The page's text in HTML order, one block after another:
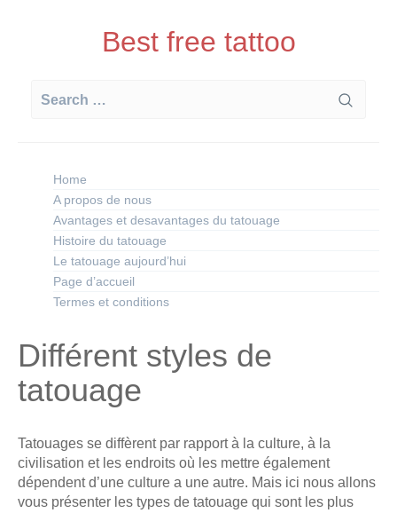
Best free tattoo
for:
Home
A propos de nous
Avantages et desavantages du tatouage
Histoire du tatouage
Le tatouage aujourd’hui
Page d’accueil
Termes et conditions
Différent styles de
tatouage
Tatouages se diffèrent par rapport à la culture, à la
civilisation et les endroits où les mettre également
dépendent d’une culture a une autre. Mais ici nous allons
vous présenter les types de tatouage qui sont les plus